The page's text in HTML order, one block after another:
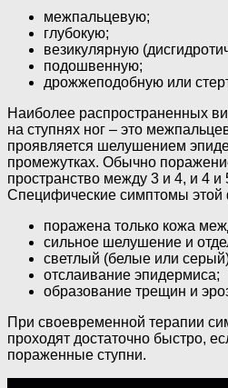
межпальцевую;
глубокую;
везикулярную
подошвенную;
дрожжеподобную или
Наиболее распространенных
на ступнях ног – это
проявляется шелушением
промежутках. Обычно
пространство между 3 и 4, и 4 и
Специфические симптомы
поражена только кожа
сильное шелушение и
светлый (белые или
отслаивание эпидермиса;
образование трещин и
При своевременной терапии
проходят достаточно быстро,
пораженные ступни.